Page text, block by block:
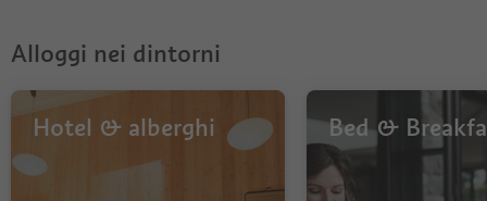
Alloggi nei dintorni
Hotel & alberghi Bed &